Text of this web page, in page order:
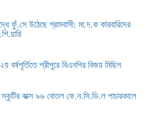
ফুঁ.সে উঠেছে গ্রামবাসী: মা.দ.ক কারবারিদের
বর্ষপূর্তিতে শ্রীপুরে বিএনপির বিজয় মিছিল
স্কুটির বক্সে ৯৬ বোতল ফে.ন.সি.ডি.ল পাচারকালে